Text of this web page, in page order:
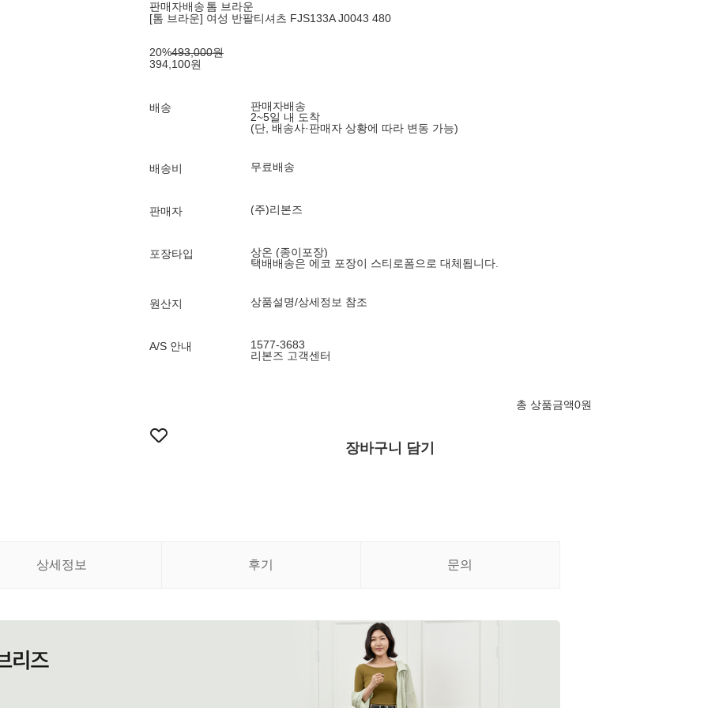
판매자배송 톰 브라운
[톰 브라운] 여성 반팔티셔츠 FJS133A J0043 480
20%493,000원
394,100원
배송
판매자배송
2~5일 내 도착
(단, 배송사·판매자 상황에 따라 변동 가능)
배송비 무료배송
판매자 (주)리본즈
포장타입
상온 (종이포장)
택배배송은 에코 포장이 스티로폼으로 대체됩니다.
원산지 상품설명/상세정보 참조
A/S 안내
1577-3683
리본즈 고객센터
총 상품금액0원
장바구니 담기
상세정보 후기 문의